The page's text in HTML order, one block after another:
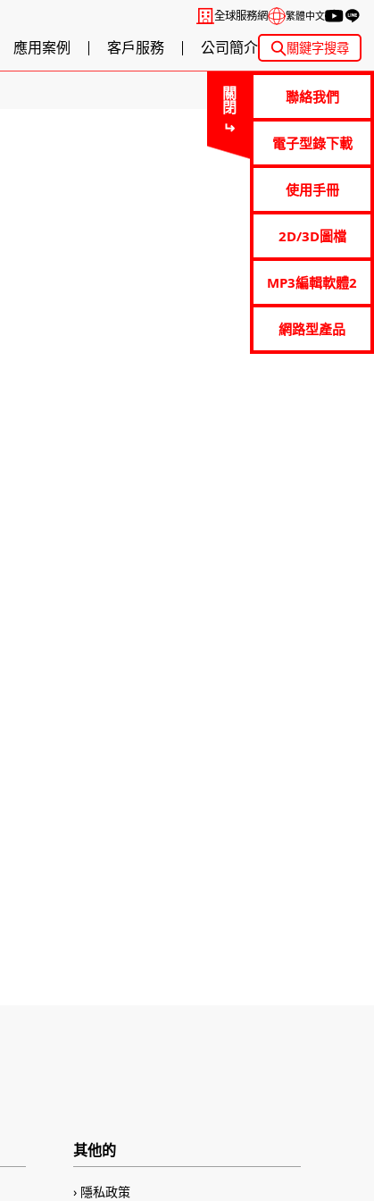
全球服務網 繁體中文
應用案例 客戶服務 公司簡介 關鍵字搜尋
關閉 聯絡我們
電子型錄下載
使用手冊
2D/3D圖檔
MP3編輯軟體2
網路型產品
其他的
隱私政策